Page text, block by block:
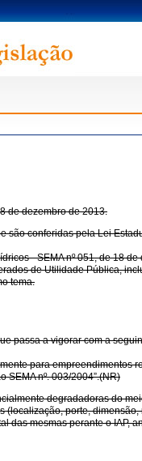
de dezembro de 2013.
conferidas pela Lei
- SEMA nº 051, de 18
de Utilidade Pública,
tema.
passa a vigorar com a
para
SEMA nº. 003/2004”.(NR)
degradadoras do
porte,
mesmas perante o IAP,